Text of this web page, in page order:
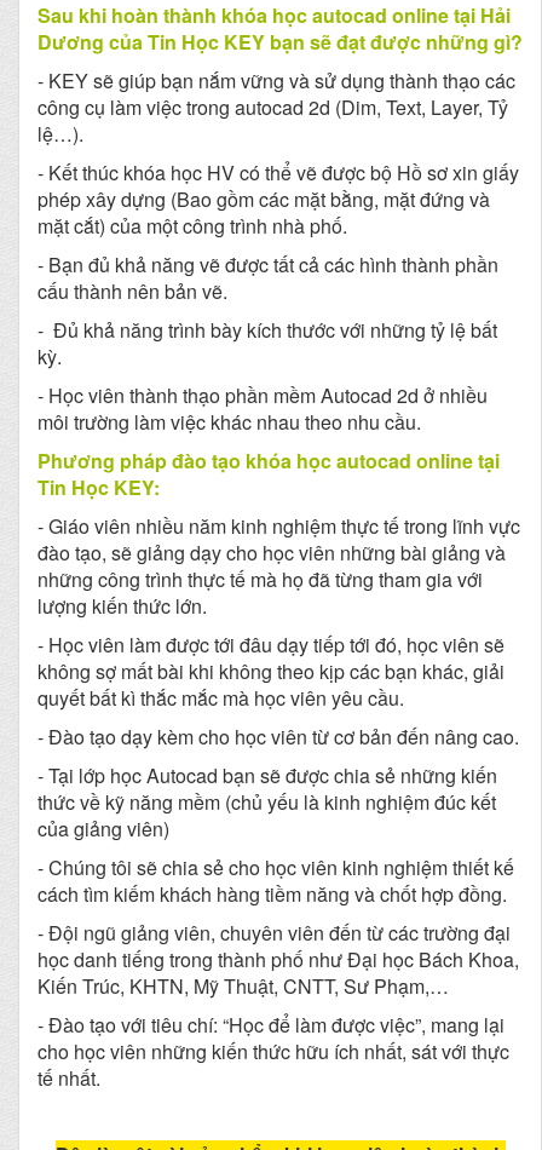
Sau khi hoàn thành khóa học autocad online tại Hải
Dương của Tin Học KEY bạn sẽ đạt được những gì?
- KEY sẽ giúp bạn nắm vững và sử dụng thành thạo các
công cụ làm việc trong autocad 2d (Dim, Text, Layer, Tỷ
lệ…).
- Kết thúc khóa học HV có thể vẽ được bộ Hồ sơ xin giấy
phép xây dựng (Bao gồm các mặt bằng, mặt đứng và
mặt cắt) của một công trình nhà phố.
- Bạn đủ khả năng vẽ được tất cả các hình thành phần
cấu thành nên bản vẽ.
- Đủ khả năng trình bày kích thước với những tỷ lệ bất
kỳ.
- Học viên thành thạo phần mềm Autocad 2d ở nhiều
môi trường làm việc khác nhau theo nhu cầu.
Phương pháp đào tạo khóa học autocad online tại
Tin Học KEY:
- Giáo viên nhiều năm kinh nghiệm thực tế trong lĩnh vực
đào tạo, sẽ giảng dạy cho học viên những bài giảng và
những công trình thực tế mà họ đã từng tham gia với
lượng kiến thức lớn.
- Học viên làm được tới đâu dạy tiếp tới đó, học viên sẽ
không sợ mất bài khi không theo kịp các bạn khác, giải
quyết bất kì thắc mắc mà học viên yêu cầu.
- Đào tạo dạy kèm cho học viên từ cơ bản đến nâng cao.
- Tại lớp học Autocad bạn sẽ được chia sẻ những kiến
thức về kỹ năng mềm (chủ yếu là kinh nghiệm đúc kết
của giảng viên)
- Chúng tôi sẽ chia sẻ cho học viên kinh nghiệm thiết kế
cách tìm kiếm khách hàng tiềm năng và chốt hợp đồng.
- Đội ngũ giảng viên, chuyên viên đến từ các trường đại
học danh tiếng trong thành phố như Đại học Bách Khoa,
Kiến Trúc, KHTN, Mỹ Thuật, CNTT, Sư Phạm,…
- Đào tạo với tiêu chí: “Học để làm được việc”, mang lại
cho học viên những kiến thức hữu ích nhất, sát với thực
tế nhất.